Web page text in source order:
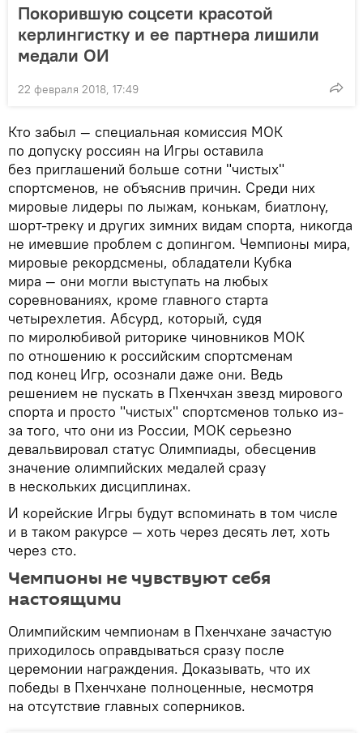
Покорившую соцсети красотой
керлингистку и ее партнера лишили
медали ОИ
22 февраля 2018, 17:49
Кто забыл — специальная комиссия МОК
по допуску россиян на Игры оставила
без приглашений больше сотни "чистых"
спортсменов, не объяснив причин. Среди них
мировые лидеры по лыжам, конькам, биатлону,
шорт-треку и других зимних видам спорта, никогда
не имевшие проблем с допингом. Чемпионы мира,
мировые рекордсмены, обладатели Кубка
мира — они могли выступать на любых
соревнованиях, кроме главного старта
четырехлетия. Абсурд, который, судя
по миролюбивой риторике чиновников МОК
по отношению к российским спортсменам
под конец Игр, осознали даже они. Ведь
решением не пускать в Пхенчхан звезд мирового
спорта и просто "чистых" спортсменов только из-
за того, что они из России, МОК серьезно
девальвировал статус Олимпиады, обесценив
значение олимпийских медалей сразу
в нескольких дисциплинах.
И корейские Игры будут вспоминать в том числе
и в таком ракурсе — хоть через десять лет, хоть
через сто.
Чемпионы не чувствуют себя
настоящими
Олимпийским чемпионам в Пхенчхане зачастую
приходилось оправдываться сразу после
церемонии награждения. Доказывать, что их
победы в Пхенчхане полноценные, несмотря
на отсутствие главных соперников.